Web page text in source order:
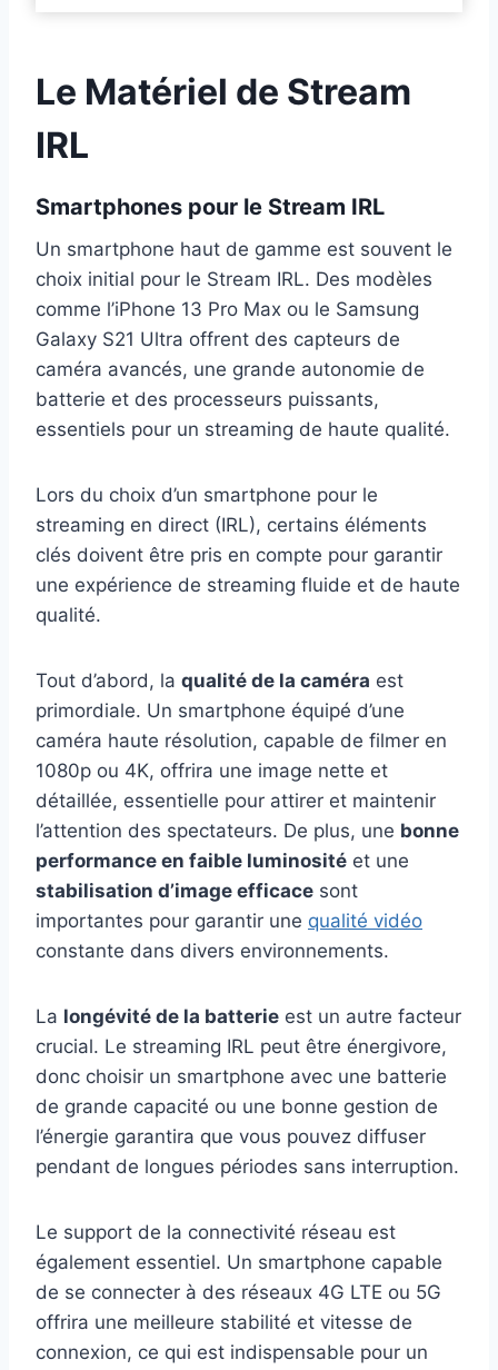
Le Matériel de Stream
IRL
Smartphones pour le Stream IRL
Un smartphone haut de gamme est souvent le
choix initial pour le Stream IRL. Des modèles
comme l’iPhone 13 Pro Max ou le Samsung
Galaxy S21 Ultra offrent des capteurs de
caméra avancés, une grande autonomie de
batterie et des processeurs puissants,
essentiels pour un streaming de haute qualité.
Lors du choix d’un smartphone pour le
streaming en direct (IRL), certains éléments
clés doivent être pris en compte pour garantir
une expérience de streaming fluide et de haute
qualité.
Tout d’abord, la qualité de la caméra est
primordiale. Un smartphone équipé d’une
caméra haute résolution, capable de filmer en
1080p ou 4K, offrira une image nette et
détaillée, essentielle pour attirer et maintenir
l’attention des spectateurs. De plus, une bonne
performance en faible luminosité et une
stabilisation d’image efficace sont
importantes pour garantir une qualité vidéo
constante dans divers environnements.
La longévité de la batterie est un autre facteur
crucial. Le streaming IRL peut être énergivore,
donc choisir un smartphone avec une batterie
de grande capacité ou une bonne gestion de
l’énergie garantira que vous pouvez diffuser
pendant de longues périodes sans interruption.
Le support de la connectivité réseau est
également essentiel. Un smartphone capable
de se connecter à des réseaux 4G LTE ou 5G
offrira une meilleure stabilité et vitesse de
connexion, ce qui est indispensable pour un